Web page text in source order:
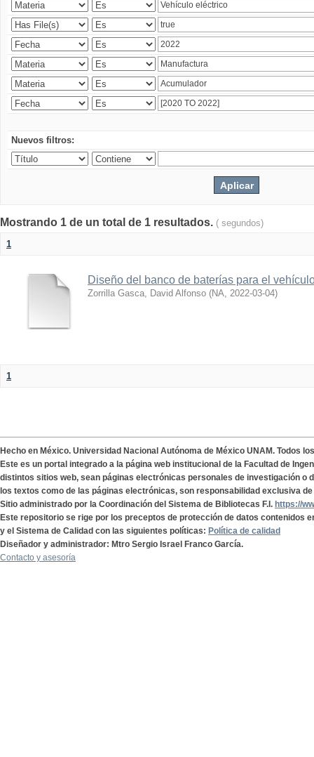
Nuevos filtros:
Mostrando 1 de un total de 1 resultados. ( segundos)
1
Diseño del banco de baterías para el
Zorrilla Gasca, David Alfonso (NA, 2022-03-04)
1
Hecho en México. Universidad Nacional Autónoma de México UNAM. Todos
Este es un portal integrado a la página web institucional de la Facultad de
distintos sitios web, sean páginas electrónicas personales de investigación o
los textos como de las páginas electrónicas, son responsabilidad exclusiva
Sitio administrado por la Coordinación del Sistema de Bibliotecas F.I. https://
Este repositorio se rige por los preceptos de protección de datos contenidos
y el Sistema de Calidad con las siguientes políticas: Política de calidad
Diseñador y administrador: Mtro Sergio Israel Franco García.
Contacto y asesoría